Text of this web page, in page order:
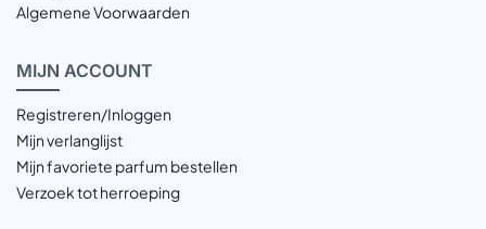
Algemene Voorwaarden
MIJN ACCOUNT
Registreren/Inloggen
Mijn verlanglijst
Mijn favoriete parfum bestellen
Verzoek tot herroeping